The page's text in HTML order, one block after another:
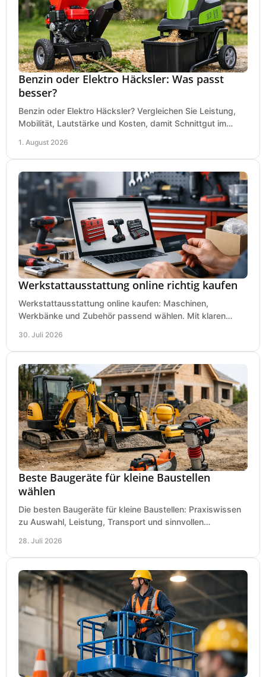
Benzin oder Elektro Häcksler: Was passt
besser?
Benzin oder Elektro Häcksler? Vergleichen Sie Leistung,
Mobilität, Lautstärke und Kosten, damit Schnittgut im
1. August 2026
Werkstattausstattung online richtig kaufen
Werkstattausstattung online kaufen: Maschinen,
Werkbänke und Zubehör passend wählen. Mit klaren
30. Juli 2026
Beste Baugeräte für kleine Baustellen
wählen
Die besten Baugeräte für kleine Baustellen: Praxiswissen
zu Auswahl, Leistung, Transport und sinnvollen
28. Juli 2026